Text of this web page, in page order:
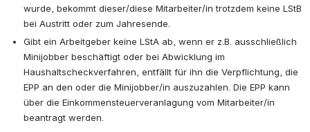
wurde, bekommt dieser/diese Mitarbeiter/in trotzdem keine LStB
bei Austritt oder zum Jahresende.
Gibt ein Arbeitgeber keine LStA ab, wenn er z.B. ausschließlich
Minijobber beschäftigt oder bei Abwicklung im
Haushaltscheckverfahren, entfällt für ihn die Verpflichtung, die
EPP an den oder die Minijobber/in auszuzahlen. Die EPP kann
über die Einkommensteuerveranlagung vom Mitarbeiter/in
beantragt werden.